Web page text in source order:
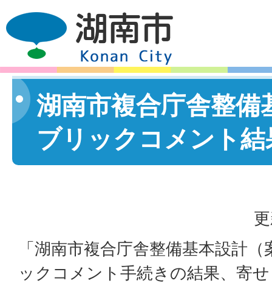
湖南市複合庁舎整
ブリックコメント結
「湖南市複合庁舎整備基本設計
ックコメント手続きの結果、寄